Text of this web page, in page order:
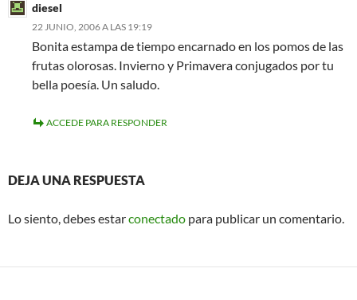
diesel
22 JUNIO, 2006 A LAS 19:19
Bonita estampa de tiempo encarnado en los pomos de las
frutas olorosas. Invierno y Primavera conjugados por tu
bella poesía. Un saludo.
ACCEDE PARA RESPONDER
DEJA UNA RESPUESTA
Lo siento, debes estarconectado para publicar un comentario.